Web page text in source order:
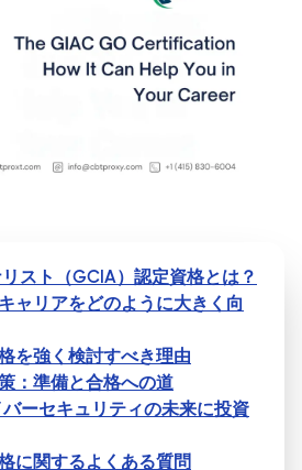
スト（GCIA）認定資格とは？
ャリアをどのように大きく向
を強く検討すべき理由
：準備と合格への道
ーセキュリティの未来に投資
に関するよくある質問